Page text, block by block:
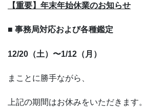
【重要】年末年始休業のお知らせ
■ 事務局対応および各種鑑定
12/20（土）〜1/12（月）
まことに勝手ながら、
上記の期間はお休みをいただきます。